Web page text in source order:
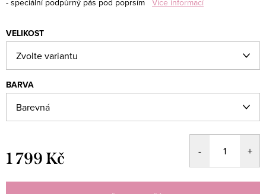
- speciální podpůrný pás pod poprsím Více informací
VELIKOST
BARVA
1 799 Kč
cena: